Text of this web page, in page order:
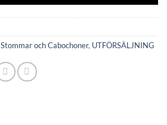
Stommar och Cabochoner, UTFÖRSÄLJNING